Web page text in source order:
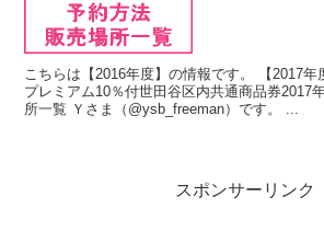
こちらは【2016年度】の情報です。 【2017年度】の情報はコチラ～
プレミアム10％付世田谷区内共通商品券2017
所一覧 Ｙさま（@ysb_freeman）です。 ...
スポンサーリンク